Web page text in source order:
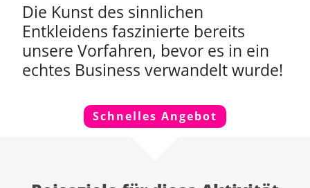
Die Kunst des sinnlichen
Entkleidens faszinierte bereits
unsere Vorfahren, bevor es in ein
echtes Business verwandelt wurde!
Schnelles Angebot